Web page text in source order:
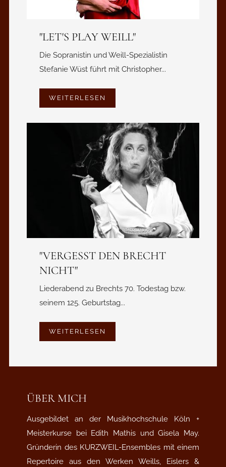
"LET'S PLAY WEILL"
Die Sopranistin und Weill-Spezialistin
Stefanie Wüst führt mit Christopher...
WEITERLESEN
"VERGESST DEN BRECHT
NICHT"
Liederabend zu Brechts 70. Todestag bzw.
seinem 125. Geburtstag...
WEITERLESEN
ÜBER MICH
Ausgebildet an der Musikhochschule Köln +
Meisterkurse bei Edith Mathis und Gisela May.
Gründerin des KURZWEIL-Ensembles mit einem
Repertoire aus den Werken Weills, Eislers &